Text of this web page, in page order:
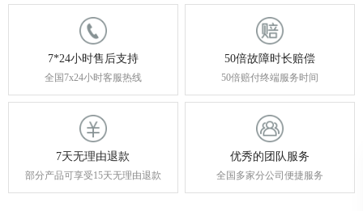
7*24小时售后支持
全国7x24小时客服热线
50倍故障时长赔偿
50倍赔付终端服务时间
7天无理由退款
部分产品可享受15天无理由退款
优秀的团队服务
全国多家分公司便捷服务